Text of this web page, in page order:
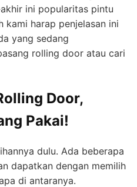
ini popularitas pintu
kami harap penjelasan ini
yang sedang
rolling door atau cari
Door,
Pakai!
dulu. Ada beberapa
dapatkan dengan memilih
di antaranya.